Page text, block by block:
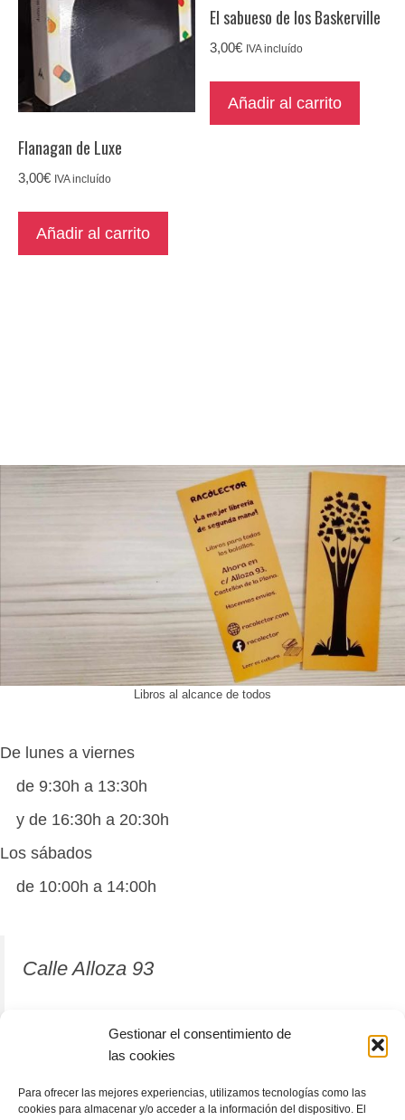
Gestionar el consentimiento de
las cookies
Para ofrecer las mejores experiencias, utilizamos tecnologías como las
cookies para almacenar y/o acceder a la información del dispositivo. El
Flanagan de Luxe
3,00€ IVA incluído
Añadir al carrito
El sabueso de los Baskerville
3,00€ IVA incluído
Añadir al carrito
Libros al alcance de todos
De lunes a viernes
de 9:30h a 13:30h
y de 16:30h a 20:30h
Los sábados
de 10:00h a 14:00h
Calle Alloza 93
12001 Castellón de la Plana
964 81 37 63